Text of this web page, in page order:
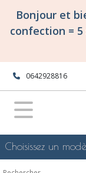
Bonjour et
confection =
0642928816
Choisissez un